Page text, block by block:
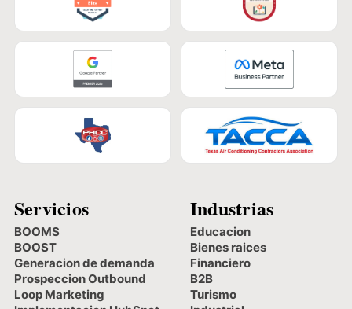
Servicios
BOOMS
BOOST
Generacion de demanda
Prospeccion Outbound
Loop Marketing
Industrias
Educacion
Bienes raices
Financiero
B2B
Turismo